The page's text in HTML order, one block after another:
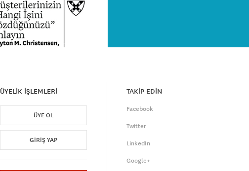
ÜYELİK İŞLEMLERİ
ÜYE OL
GIRIŞ YAP
TAKİP EDİN
Facebook
Twitter
LinkedIn
Google+